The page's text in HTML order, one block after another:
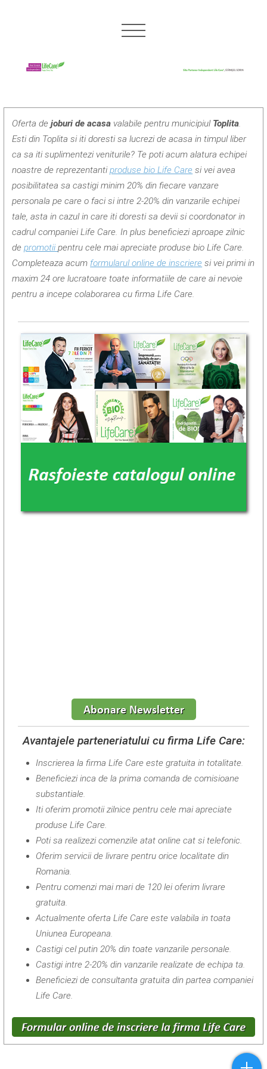
Oferta dejoburi de acasa valabile pentru municipiul Toplita.
Esti din Toplita si iti doresti sa lucrezi de acasa in timpul liber
ca sa iti suplimentezi veniturile? Te poti acum alatura echipei
noastre de reprezentantiproduse bio Life Care si vei avea
posibilitatea sa castigi minim 20% din fiecare vanzare
personala pe care o faci si intre 2-20% din vanzarile echipei
tale, asta in cazul in care iti doresti sa devii si coordonator in
cadrul companiei Life Care. In plus beneficiezi aproape zilnic
depromotiipentru cele mai apreciate produse bio Life Care.
Completeaza acum formularul online de inscriere si vei primi in
maxim 24 ore lucratoare toate informatiile de care ai nevoie
pentru a incepe colaborarea cu firma Life Care.
Avantajele parteneriatului cu firma Life Care:
Inscrierea la firma Life Care este gratuita in totalitate.
Beneficiezi inca de la prima comanda de comisioane
substantiale.
Iti oferim promotii zilnice pentru cele mai apreciate
produse Life Care.
Poti sa realizezi comenzile atat online cat si telefonic.
Oferim servicii de livrare pentru orice localitate din
Romania.
Pentru comenzi mai mari de 120 lei oferim livrare
gratuita.
Actualmente oferta Life Care este valabila in toata
Uniunea Europeana.
Castigi cel putin 20% din toate vanzarile personale.
Castigi intre 2-20% din vanzarile realizate de echipa ta.
Beneficiezi de consultanta gratuita din partea companiei
Life Care.